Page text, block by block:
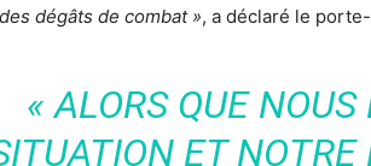
dégâts de combat », a déclaré le
« ALORS QUE
ET NOTRE